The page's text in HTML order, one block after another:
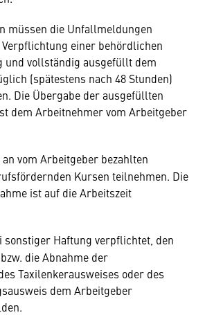
müssen die Unfallmeldungen
einer behördlichen
und vollständig ausgefüllt dem
(spätestens nach 48 Stunden)
Die Übergabe der ausgefüllten
dem Arbeitnehmer vom Arbeitgeber
vom Arbeitgeber bezahlten
Kursen teilnehmen. Die
ist auf die Arbeitszeit
sonstiger Haftung verpflichtet, den
die Abnahme der
Taxilenkerausweises oder des
dem Arbeitgeber